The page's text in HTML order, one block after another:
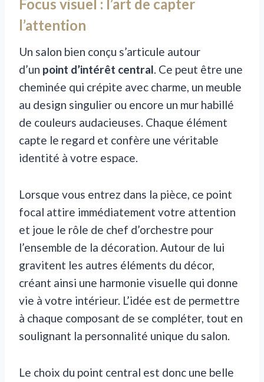
Focus visuel : l’art de capter
l’attention
Un salon bien conçu s’articule autour
d’un point d’intérêt central. Ce peut être une
cheminée qui crépite avec charme, un meuble
au design singulier ou encore un mur habillé
de couleurs audacieuses. Chaque élément
capte le regard et confère une véritable
identité à votre espace.
Lorsque vous entrez dans la pièce, ce point
focal attire immédiatement votre attention
et joue le rôle de chef d’orchestre pour
l’ensemble de la décoration. Autour de lui
gravitent les autres éléments du décor,
créant ainsi une harmonie visuelle qui donne
vie à votre intérieur. L’idée est de permettre
à chaque composant de se compléter, tout en
soulignant la personnalité unique du salon.
Le choix du point central est donc une belle